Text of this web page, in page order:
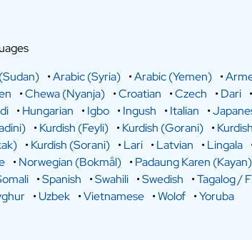
•Arabic (Syria) •Arabic (Yemen) •
•Chewa (Nyanja) •Croatian •Czech •Dari •
•Hungarian •Igbo •Ingush •Italian •
•Kurdish (Feyli) •Kurdish (Gorani) •
•Kurdish (Sorani) •Lari •Latvian •Lingala
•Norwegian (Bokmål) •Padaung Karen (Kayan)
•Spanish •Swahili •Swedish •Tagalog /
•Uzbek •Vietnamese •Wolof •Yoruba